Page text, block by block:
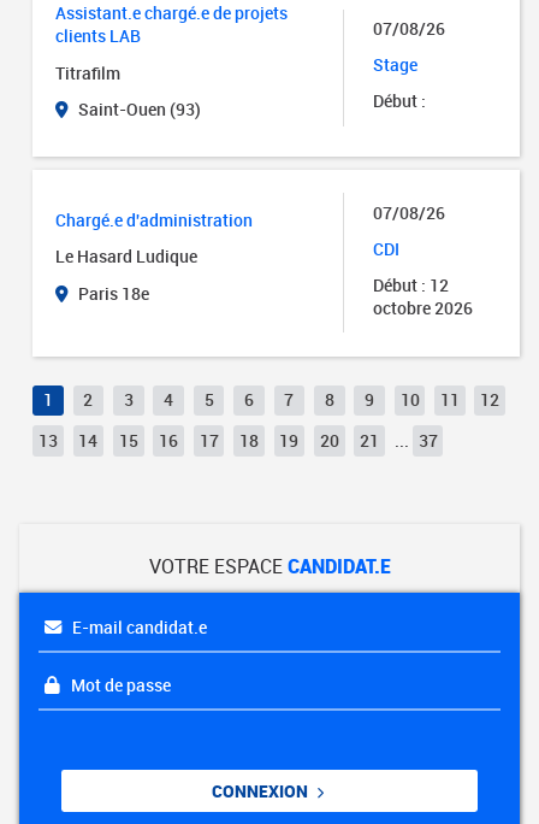
Assistant.e chargé.e de projets
clients LAB
Titrafilm
Saint-Ouen (93)
07/08/26
Stage
Début :
Chargé.e d'administration
Le Hasard Ludique
Paris 18e
07/08/26
CDI
Début : 12
octobre 2026
1 2 3 4 5 6 7 8 9 10 11
12
13
14 15 16 17 18 19 20 21 ... 37
VOTRE ESPACECANDIDAT.E
E-mail candidat.e
Mot de passe
CONNEXION